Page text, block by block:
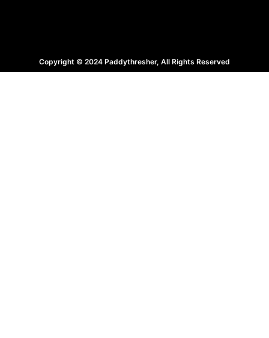
Copyright © 2024 Paddythresher, All Rights Reserved